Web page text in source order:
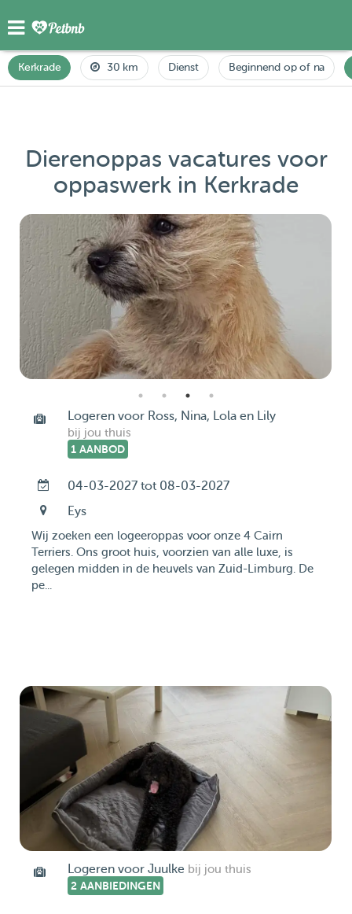
Kerkrade 30 km Dienst Beginnend op of na
Dierenoppas vacatures voor
oppaswerk in Kerkrade
Logeren voor Ross, Nina, Lola en Lily
bij jou thuis
1 AANBOD
04-03-2027 tot 08-03-2027
Eys
Wij zoeken een logeeroppas voor onze 4 Cairn
Terriers. Ons groot huis, voorzien van alle luxe, is
gelegen midden in de heuvels van Zuid-Limburg. De
pe...
Logeren voor Juulke bij jou thuis
2 AANBIEDINGEN